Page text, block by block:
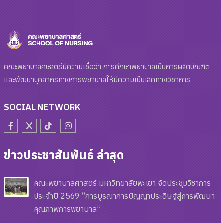
คณะพยาบาลศษสตร์มีความเชื่อว่า การศึกษาพยาบาลเป็นการผลิตบัณฑิต
และพัฒนาบุคลากรทางการพยาบาลให้มีความเป็นเลิศทางวิชาการ
SOCIAL NETWORK
ข่าวประชาสัมพันธ์ ล่าสุด
คณะพยาบาลศาสตร์ มหาวิทยาลัยพะเยา จัดประชุมวิชาการ
ประจำปี 2569 “การบูรณาการปัญญาประดิษฐ์สู่การพัฒนา
คุณภาพการพยาบาล”